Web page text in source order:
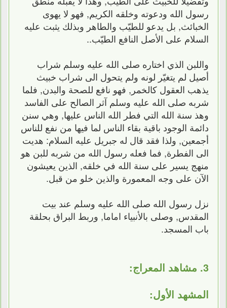
رسول الله ودعوته وخلقه الكريم, فهو لا يهوى
الخبائث, بل يدعو للطيّب والطاهر وبذلك يثبت عليه
السلام على الأصل النافع الطيّب..
واللبن الذي اختاره صلى الله عليه وسلم شراب
أصيل لم يتغيّر لونه ولم يتحول الى شراب خبيث
يذهب العقول كالخمر, فهو نافع للصحة والبدن, فلما
شربه صلى الله عليه وسلم آثر الصالح على الفاسد
وهذ سنة الله التي فطر الله الناس عليها, وهي سنن
دائمة الوجود باقية بقاء الناس لما فيها من نفع للناس
أجمعين, ولذا فقد قال له جبريل عليه السلام: هديت
الى الفطرة, فما فعله رسول الله من شربه للبن هو
منهج يسير على سنة الله في خلقه, الذين يعيشون
الآن على وجه المعمورة والذين خلو من قبل.
نزل رسول الله صلى الله عليه وسلم عند بيت
المقدس, وصلى بالأنبياء اماما, وربط البراق بحلقة
باب المسجد.
3. مشاهد المعراج:
المشهد الأول: